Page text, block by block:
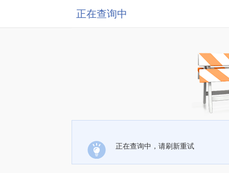
正在查询中
正在查询中，请刷新重试